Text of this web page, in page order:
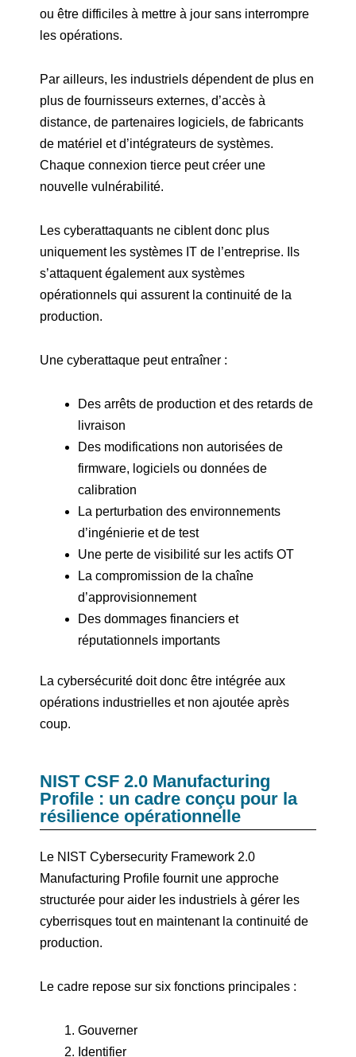
ou être difficiles à mettre à jour sans interrompre
les opérations.
Par ailleurs, les industriels dépendent de plus en
plus de fournisseurs externes, d’accès à
distance, de partenaires logiciels, de fabricants
de matériel et d’intégrateurs de systèmes.
Chaque connexion tierce peut créer une
nouvelle vulnérabilité.
Les cyberattaquants ne ciblent donc plus
uniquement les systèmes IT de l’entreprise. Ils
s’attaquent également aux systèmes
opérationnels qui assurent la continuité de la
production.
Une cyberattaque peut entraîner :
Des arrêts de production et des retards de
livraison
Des modifications non autorisées de
firmware, logiciels ou données de
calibration
La perturbation des environnements
d’ingénierie et de test
Une perte de visibilité sur les actifs OT
La compromission de la chaîne
d’approvisionnement
Des dommages financiers et
réputationnels importants
La cybersécurité doit donc être intégrée aux
opérations industrielles et non ajoutée après
coup.
NIST CSF 2.0 Manufacturing
Profile : un cadre conçu pour la
résilience opérationnelle
Le NIST Cybersecurity Framework 2.0
Manufacturing Profile fournit une approche
structurée pour aider les industriels à gérer les
cyberrisques tout en maintenant la continuité de
production.
Le cadre repose sur six fonctions principales :
Gouverner
Identifier